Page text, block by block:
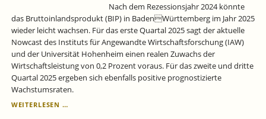
Nach dem Rezessionsjahr 2024 könnte
das Bruttoinlandsprodukt (BIP) in BadenWürttemberg im Jahr 2025
wieder leicht wachsen. Für das erste Quartal 2025 sagt der aktuelle
Nowcast des Instituts für Angewandte Wirtschaftsforschung (IAW)
und der Universität Hohenheim einen realen Zuwachs der
Wirtschaftsleistung von 0,2 Prozent voraus. Für das zweite und dritte
Quartal 2025 ergeben sich ebenfalls positive prognostizierte
Wachstumsraten.
WEITERLESEN …POLITISCHE